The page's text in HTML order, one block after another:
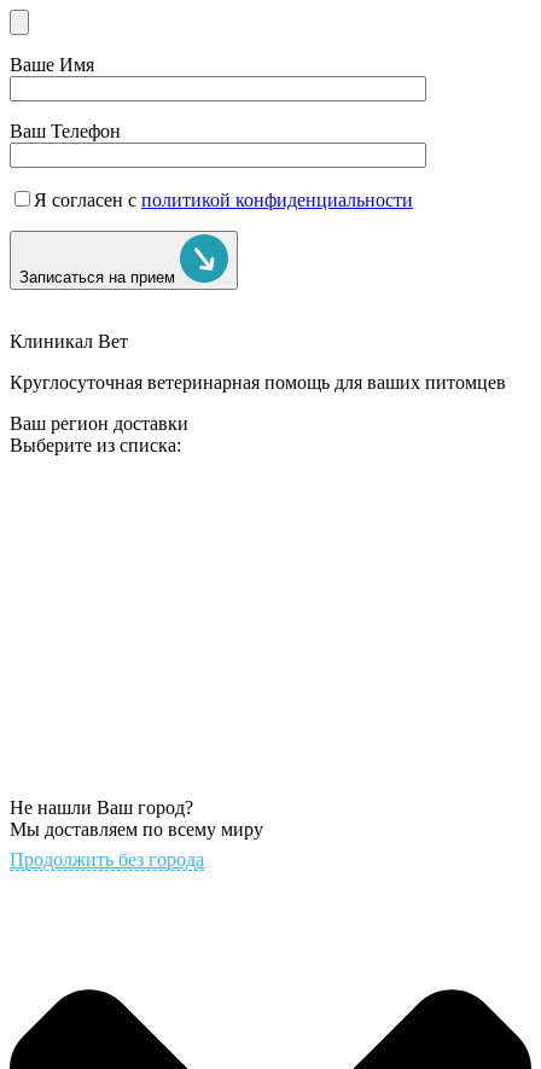
Ваше Имя
Ваш Телефон
Я согласен с политикой конфиденциальности
Записаться на прием
Клиникал Вет
Круглосуточная ветеринарная помощь для ваших питомцев
Ваш регион доставки
Выберите из списка:
Не нашли Ваш город?
Мы доставляем по всему миру
Продолжить без города